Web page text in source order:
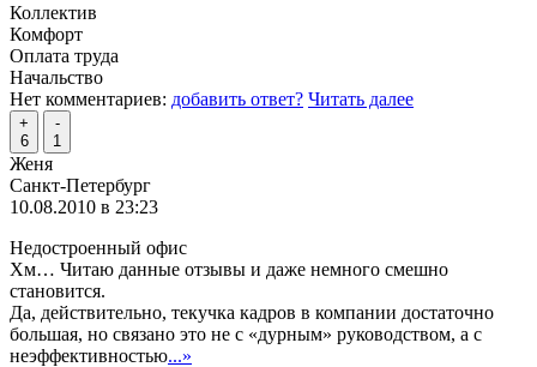
Коллектив
Комфорт
Оплата труда
Начальство
Нет комментариев: добавить ответ? Читать далее
+
6
-
1
Женя
Санкт-Петербург
10.08.2010 в 23:23
Недостроенный офис
Хм… Читаю данные отзывы и даже немного смешно
становится.
Да, действительно, текучка кадров в компании достаточно
большая, но связано это не с «дурным» руководством, а с
неэффективностью...»